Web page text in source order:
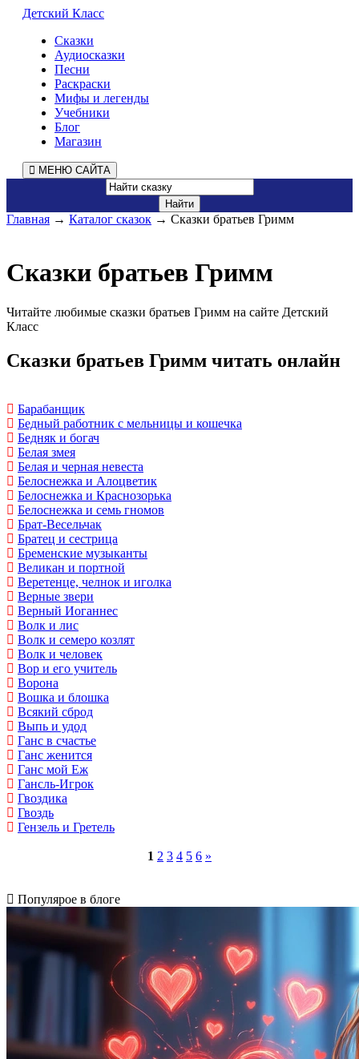
Детский Класс
Сказки
Аудиосказки
Песни
Раскраски
Мифы и легенды
Учебники
Блог
Магазин
МЕНЮ САЙТА
Главная → Каталог сказок → Сказки братьев Гримм
Сказки братьев Гримм
Читайте любимые сказки братьев Гримм на сайте Детский
Класс
Сказки братьев Гримм читать онлайн
Барабанщик
Бедный работник с мельницы и кошечка
Бедняк и богач
Белая змея
Белая и черная невеста
Белоснежка и Алоцветик
Белоснежка и Краснозорька
Белоснежка и семь гномов
Брат-Весельчак
Братец и сестрица
Бременские музыканты
Великан и портной
Веретенце, челнок и иголка
Верные звери
Верный Иоганнес
Волк и лис
Волк и семеро козлят
Волк и человек
Вор и его учитель
Ворона
Вошка и блошка
Всякий сброд
Выпь и удод
Ганс в счастье
Ганс женится
Ганс мой Еж
Гансль-Игрок
Гвоздика
Гвоздь
Гензель и Гретель
1 2 3 4 5 6 »
Популярое в блоге